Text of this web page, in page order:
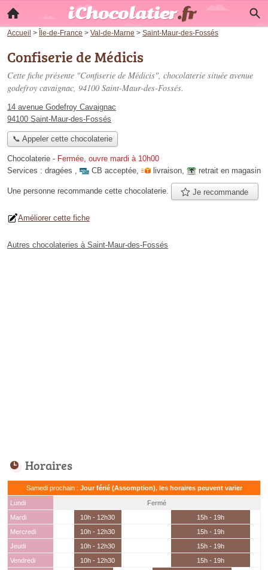
Accueil > Île-de-France > Val-de-Marne > Saint-Maur-des-Fossés
Confiserie de Médicis
Cette fiche présente "Confiserie de Médicis", chocolaterie située avenue
godefroy cavaignac, 94100 Saint-Maur-des-Fossés.
14 avenue Godefroy Cavaignac
94100 Saint-Maur-des-Fossés
📞 Appeler cette chocolaterie
Chocolaterie - Fermée, ouvre mardi à 10h00
Services : dragées , CB acceptée, livraison, retrait en magasin
Une personne recommande cette chocolaterie. Je recommande
Améliorer cette fiche
Autres chocolateries à Saint-Maur-des-Fossés
Horaires
Samedi prochain : Jour férié (Assomption), les horaires peuvent varier
Lundi
Fermé
Mardi
10h - 12h30
15h - 19h
Mercredi
10h - 12h30
15h - 19h
Jeudi
10h - 12h30
15h - 19h
Vendredi
10h - 12h30
15h - 19h